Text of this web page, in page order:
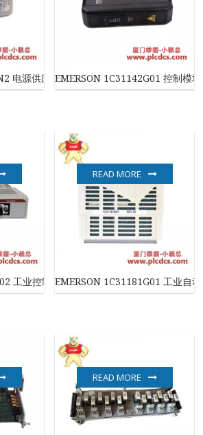
电源供应模块EMERSON 1C31142G01 控制模块
工业控制模块EMERSON 1C31181G01 工业自
READ MORE
READ MORE